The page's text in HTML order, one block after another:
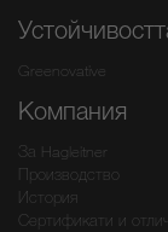
Greenovative
Компания
За Hagleitner
Производство
История
Сертификати и